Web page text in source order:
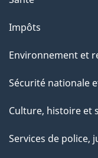
Impôts
Environnement et
Sécurité nationale
Culture, histoire et
Services de police,